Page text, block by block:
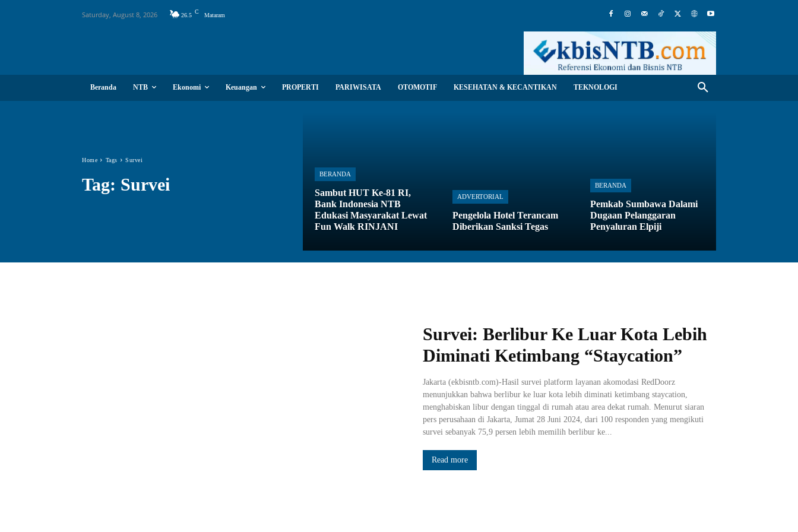
Saturday, August 8, 2026 26.5
C
Mataram
Beranda NTB Ekonomi Keuangan PROPERTI PARIWISATA OTOMOTIF KESEHATAN & KECANTIKAN TEKNOLOGI
Home Tags Survei
Tag: Survei
BERANDA
Sambut HUT Ke-81 RI,
Bank Indonesia NTB
Edukasi Masyarakat Lewat
Fun Walk RINJANI
ADVERTORIAL
Pengelola Hotel Terancam
Diberikan Sanksi Tegas
BERANDA
Pemkab Sumbawa Dalami
Dugaan Pelanggaran
Penyaluran Elpiji
Survei: Berlibur Ke Luar Kota Lebih
Diminati Ketimbang “Staycation”
Jakarta (ekbisntb.com)-Hasil survei platform layanan akomodasi RedDoorz
menunjukkan bahwa berlibur ke luar kota lebih diminati ketimbang staycation,
menghabiskan libur dengan tinggal di rumah atau area dekat rumah. Menurut siaran
pers perusahaan di Jakarta, Jumat 28 Juni 2024, dari 100 responden yang mengikuti
survei sebanyak 75,9 persen lebih memilih berlibur ke...
Read more